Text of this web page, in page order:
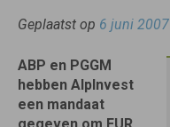
Geplaatst op 6 juni 2007
ABP en PGGM
hebben AlpInvest
een mandaat